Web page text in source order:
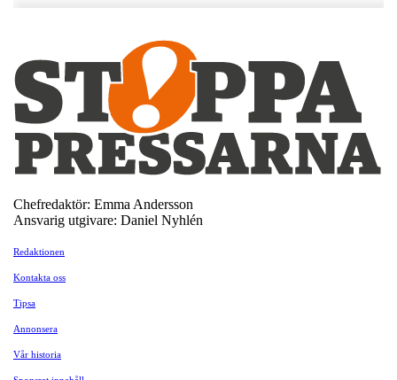
Chefredaktör: Emma Andersson
Ansvarig utgivare: Daniel Nyhlén
Redaktionen
Kontakta oss
Tipsa
Annonsera
Vår historia